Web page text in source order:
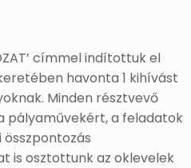
címmel indítottuk el
havonta 1 kihívást
Minden résztvevő
pályaművekért, a feladatok
is osztottunk az oklevelek